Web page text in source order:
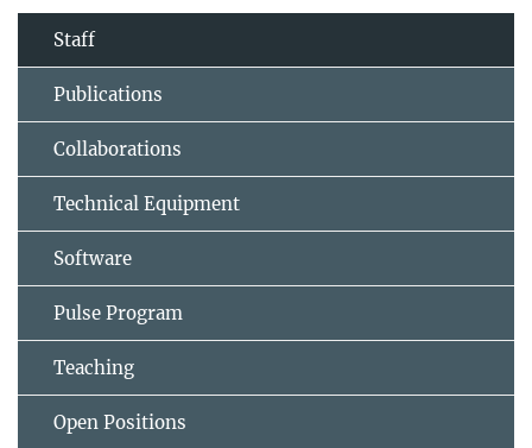
Staff
Publications
Collaborations
Technical Equipment
Software
Pulse Program
Teaching
Open Positions